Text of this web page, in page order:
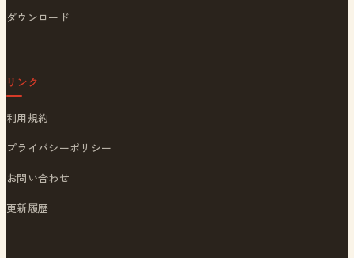
ダウンロード
リンク
利用規約
プライバシーポリシー
お問い合わせ
更新履歴